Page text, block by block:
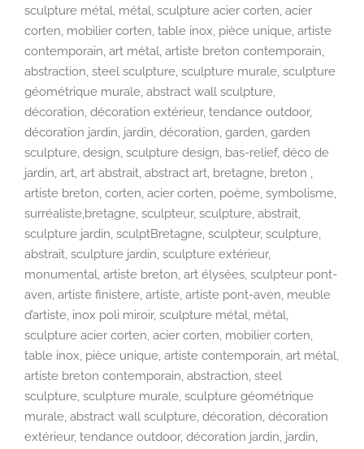
sculpture métal, métal, sculpture acier corten, acier
corten, mobilier corten, table inox, pièce unique, artiste
contemporain, art métal, artiste breton contemporain,
abstraction, steel sculpture, sculpture murale, sculpture
géométrique murale, abstract wall sculpture,
décoration, décoration extérieur, tendance outdoor,
décoration jardin, jardin, décoration, garden, garden
sculpture, design, sculpture design, bas-relief, déco de
jardin, art, art abstrait, abstract art, bretagne, breton ,
artiste breton, corten, acier corten, poème, symbolisme,
surréaliste,bretagne, sculpteur, sculpture, abstrait,
sculpture jardin, sculptBretagne, sculpteur, sculpture,
abstrait, sculpture jardin, sculpture extérieur,
monumental, artiste breton, art élysées, sculpteur pont-
aven, artiste finistere, artiste, artiste pont-aven, meuble
d’artiste, inox poli miroir, sculpture métal, métal,
sculpture acier corten, acier corten, mobilier corten,
table inox, pièce unique, artiste contemporain, art métal,
artiste breton contemporain, abstraction, steel
sculpture, sculpture murale, sculpture géométrique
murale, abstract wall sculpture, décoration, décoration
extérieur, tendance outdoor, décoration jardin, jardin,